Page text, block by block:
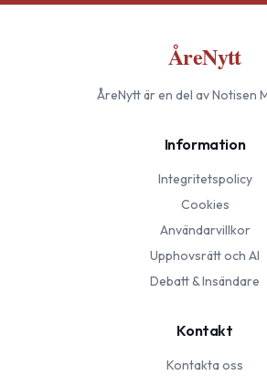
ÅreNytt
ÅreNyttär en del av Notisen
Information
Integritetspolicy
Cookies
Användarvillkor
Upphovsrätt och AI
Debatt & Insändare
Kontakt
Kontakta oss